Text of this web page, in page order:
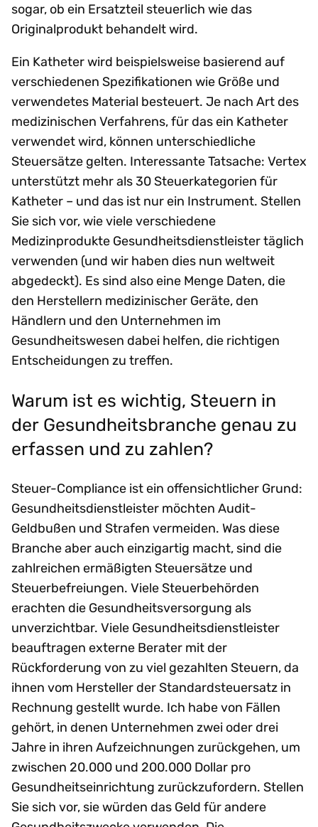
sogar, ob ein Ersatzteil steuerlich wie das
Originalprodukt behandelt wird.
Ein Katheter wird beispielsweise basierend auf
verschiedenen Spezifikationen wie Größe und
verwendetes Material besteuert. Je nach Art des
medizinischen Verfahrens, für das ein Katheter
verwendet wird, können unterschiedliche
Steuersätze gelten. Interessante Tatsache: Vertex
unterstützt mehr als 30 Steuerkategorien für
Katheter – und das ist nur ein Instrument. Stellen
Sie sich vor, wie viele verschiedene
Medizinprodukte Gesundheitsdienstleister täglich
verwenden (und wir haben dies nun weltweit
abgedeckt). Es sind also eine Menge Daten, die
den Herstellern medizinischer Geräte, den
Händlern und den Unternehmen im
Gesundheitswesen dabei helfen, die richtigen
Entscheidungen zu treffen.
Warum ist es wichtig, Steuern in
der Gesundheitsbranche genau zu
erfassen und zu zahlen?
Steuer-Compliance ist ein offensichtlicher Grund:
Gesundheitsdienstleister möchten Audit-
Geldbußen und Strafen vermeiden. Was diese
Branche aber auch einzigartig macht, sind die
zahlreichen ermäßigten Steuersätze und
Steuerbefreiungen. Viele Steuerbehörden
erachten die Gesundheitsversorgung als
unverzichtbar. Viele Gesundheitsdienstleister
beauftragen externe Berater mit der
Rückforderung von zu viel gezahlten Steuern, da
ihnen vom Hersteller der Standardsteuersatz in
Rechnung gestellt wurde. Ich habe von Fällen
gehört, in denen Unternehmen zwei oder drei
Jahre in ihren Aufzeichnungen zurückgehen, um
zwischen 20.000 und 200.000 Dollar pro
Gesundheitseinrichtung zurückzufordern. Stellen
Sie sich vor, sie würden das Geld für andere